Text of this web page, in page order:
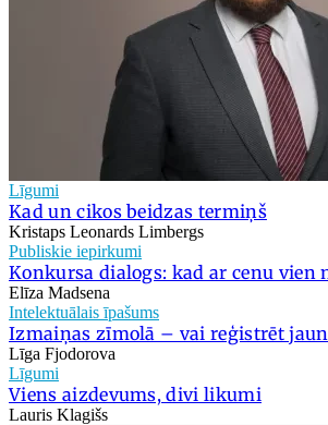
Līgumi
Kad un cikos beidzas termiņš
Kristaps Leonards Limbergs
Publiskie iepirkumi
Konkursa dialogs: kad ar cenu vien
Elīza Madsena
Intelektuālais īpašums
Izmaiņas zīmolā – vai reģistrēt
Līga Fjodorova
Līgumi
Viens aizdevums, divi likumi
Lauris Klagišs